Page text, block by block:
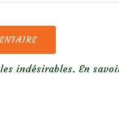
indésirables. En